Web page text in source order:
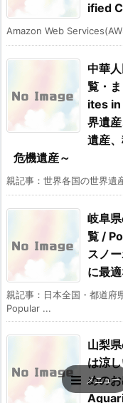
ified
Amazon Web
中華
覧・
ites in
界遺
遺産
危機遺産～
親記事：世界各国の世界
岐阜
覧 /
スノ
に最
親記事：日本全国・都道府
Popular ...
山梨
は涼
めの
メニュー